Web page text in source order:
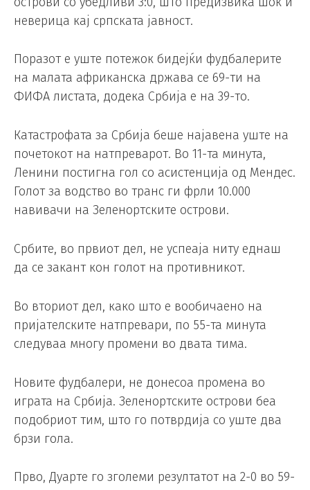
неверица кај српската јавност.
Поразот е уште потежок бидејќи фудбалерите
на малата африканска држава се 69-ти на
ФИФА листата, додека Србија е на 39-то.
Катастрофата за Србија беше најавена уште на
почетокот на натпреварот. Во 11-та минута,
Ленини постигна гол со асистенција од Мендес.
Голот за водство во транс ги фрли 10.000
навивачи на Зеленортските острови.
Србите, во првиот дел, не успеаја ниту еднаш
да се закант кон голот на противникот.
Во вториот дел, како што е вообичаено на
пријателските натпревари, по 55-та минута
следуваа многу промени во двата тима.
Новите фудбалери, не донесоа промена во
играта на Србија. Зеленортските острови беа
подобриот тим, што го потврдија со уште два
брзи гола.
Прво, Дуарте го зголеми резултатот на 2-0 во 59-